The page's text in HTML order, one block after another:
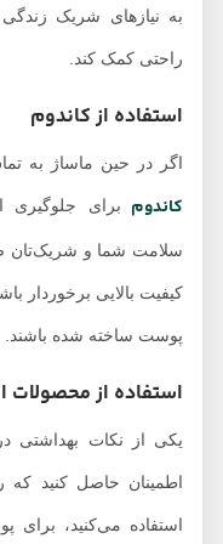
به نیازهای شریک زندگی
راحتی کمک کند.
استفاده از کاندوم
اگر در حین ماساژ به تماس
کاندومبرای جلوگیری از
سلامت شما و شریک‌تان
کیفیت بالایی برخوردار باشند،
پوست ساخته شده باشند.
استفاده از محصولات ایمن
یکی از نکات بهداشتی در
اطمینان حاصل کنید که
استفاده می‌کنید، برای